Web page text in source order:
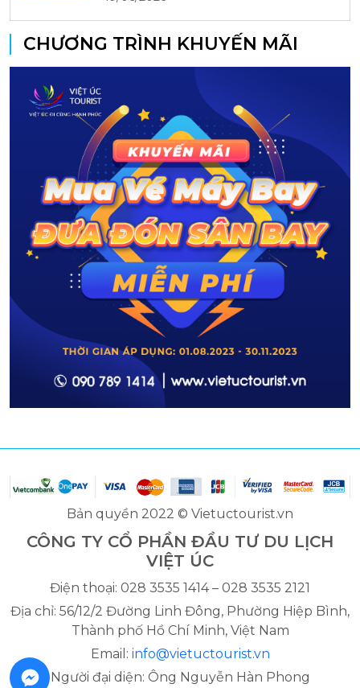
CHƯƠNG TRÌNH KHUYẾN MÃI
Bản quyền 2022 © Vietuctourist.vn
CÔNG TY CỔ PHẦN ĐẦU TƯ DU LỊCH
VIỆT ÚC
Điện thoại: 028 3535 1414 – 028 3535 2121
Địa chỉ: 56/12/2 Đường Linh Đông, Phường Hiệp Bình,
Thành phố Hồ Chí Minh, Việt Nam
Email: info@vietuctourist.vn
Người đại diện: Ông Nguyễn Hàn Phong